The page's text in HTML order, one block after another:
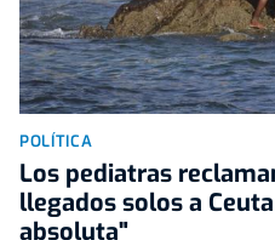
POLÍTICA
Los pediatras
llegados solos a
absoluta"